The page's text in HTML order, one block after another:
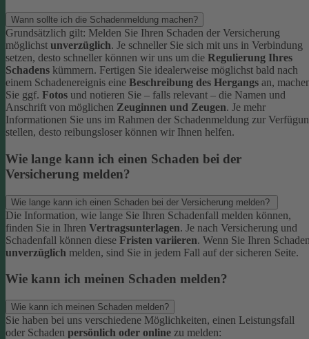
Wann sollte ich die Schadenmeldung machen?
Grundsätzlich gilt: Melden Sie Ihren Schaden der Versicherung
möglichst unverzüglich. Je schneller Sie sich mit uns in Verbindung
setzen, desto schneller können wir uns um die Regulierung Ihres
Schadens kümmern. Fertigen Sie idealerweise möglichst bald nach
einem Schadenereignis eine Beschreibung des Hergangs an,
Sie ggf. Fotos und notieren Sie – falls relevant – die Namen und
Anschrift von möglichen Zeuginnen und Zeugen. Je mehr
Informationen Sie uns im Rahmen der Schadenmeldung zur
stellen, desto reibungsloser können wir Ihnen helfen.
Wie lange kann ich einen Schaden bei der
Versicherung melden?
Wie lange kann ich einen Schaden bei der Versicherung melden?
Die Information, wie lange Sie Ihren Schadenfall melden können,
finden Sie in Ihren Vertragsunterlagen. Je nach Versicherung und
Schadenfall können diese Fristen variieren. Wenn Sie Ihren
unverzüglich melden, sind Sie in jedem Fall auf der sicheren Seite.
Wie kann ich meinen Schaden melden?
Wie kann ich meinen Schaden melden?
Sie haben bei uns verschiedene Möglichkeiten, einen Leistungsfall
oder Schaden persönlich oder online zu melden: